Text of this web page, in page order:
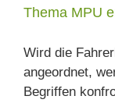
Thema MPU
Wird die
angeordnet,
Begriffen